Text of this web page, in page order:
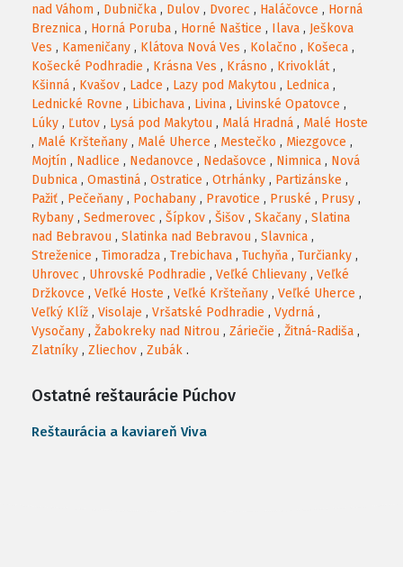
nad Váhom , Dubnička , Dulov , Dvorec , Haláčovce , Horná
Breznica , Horná Poruba , Horné Naštice , Ilava , Ješkova
Ves , Kameničany , Klátova Nová Ves , Kolačno , Košeca ,
Košecké Podhradie , Krásna Ves , Krásno , Krivoklát,
Kšinná , Kvašov , Ladce , Lazy pod Makytou , Lednica ,
Lednické Rovne , Libichava , Livina , Livinské Opatovce ,
Lúky , Ľutov , Lysá pod Makytou , Malá Hradná , Malé Hoste
, Malé Kršteňany , Malé Uherce , Mestečko , Miezgovce ,
Mojtín , Nadlice , Nedanovce , Nedašovce , Nimnica , Nová
Dubnica , Omastiná , Ostratice , Otrhánky , Partizánske ,
Pažiť , Pečeňany , Pochabany , Pravotice , Pruské , Prusy ,
Rybany , Sedmerovec , Šípkov , Šišov , Skačany , Slatina
nad Bebravou , Slatinka nad Bebravou , Slavnica ,
Streženice , Timoradza , Trebichava , Tuchyňa , Turčianky ,
Uhrovec , Uhrovské Podhradie , Veľké Chlievany , Veľké
Držkovce , Veľké Hoste , Veľké Kršteňany , Veľké Uherce ,
Veľký Klíž , Visolaje , Vršatské Podhradie , Vydrná ,
Vysočany , Žabokreky nad Nitrou , Záriečie , Žitná-Radiša ,
Zlatníky , Zliechov , Zubák .
Ostatné reštaurácie Púchov
Reštaurácia a kaviareň Viva